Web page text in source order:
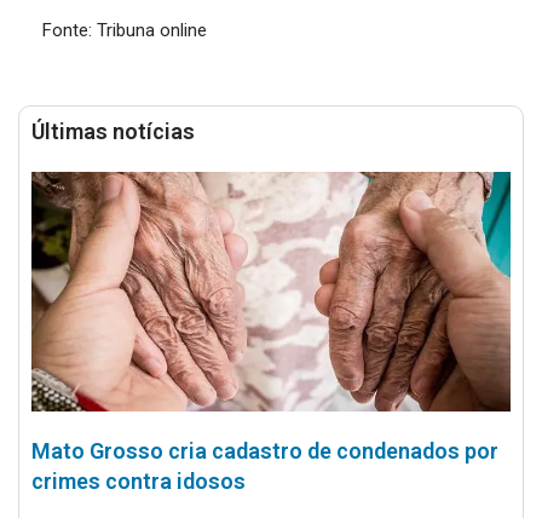
Fonte: Tribuna online
Últimas notícias
Mato Grosso cria cadastro de condenados por
crimes contra idosos